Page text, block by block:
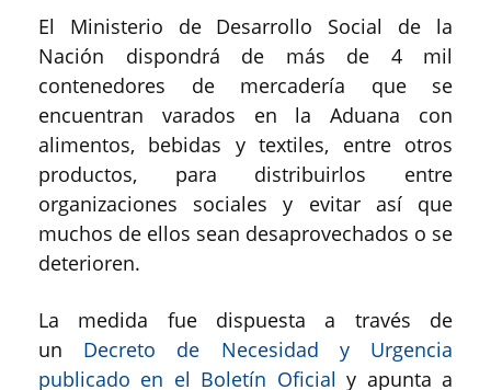
El Ministerio de Desarrollo Social de la
Nación dispondrá de más de 4 mil
contenedores de mercadería que se
encuentran varados en la Aduana con
alimentos, bebidas y textiles, entre otros
productos, para distribuirlos entre
organizaciones sociales y evitar así que
muchos de ellos sean desaprovechados o se
deterioren.
La medida fue dispuesta a través de
un Decreto de Necesidad y Urgencia
publicado en el Boletín Oficial y apunta a